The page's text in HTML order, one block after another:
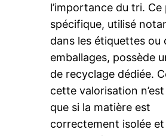
l’importance du tri. Ce
spécifique, utilisé
dans les étiquettes ou
emballages, possède
de recyclage dédiée.
cette valorisation
que si la matière est
correctement isolée